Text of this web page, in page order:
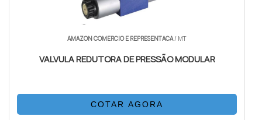
AMAZON COMERCIO E REPRESENTACA/ MT
VALVULA REDUTORA DE PRESSÃO MODULAR
COTAR AGORA